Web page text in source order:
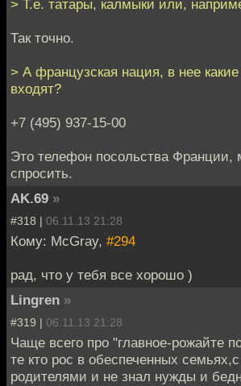
> Т.е. татары, калмыки или,
Так точно.
> А французская нация, в нее
входят?
+7 (495) 937-15-00
Это телефон посольства
спросить.
AK.69 »
#318 | 06.11.13 21:28
Кому: McGray, #294
рад, что у тебя все хорошо )
Lingren »
#319 | 06.11.13 21:28
Чаще всего про "главное-рожайте
те кто рос в обеспеченных
родителями и не знал нужды и